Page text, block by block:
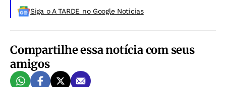
Siga o A TARDE no Google Noticias
Compartilhe essa notícia com seus
amigos